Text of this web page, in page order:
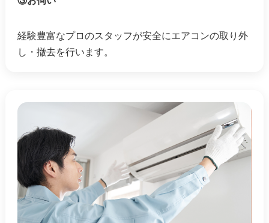
経験豊富なプロのスタッフが安全にエアコンの取り外
し・撤去を行います。